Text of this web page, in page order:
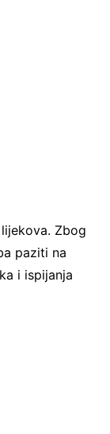
Zbog
paziti na
i ispijanja